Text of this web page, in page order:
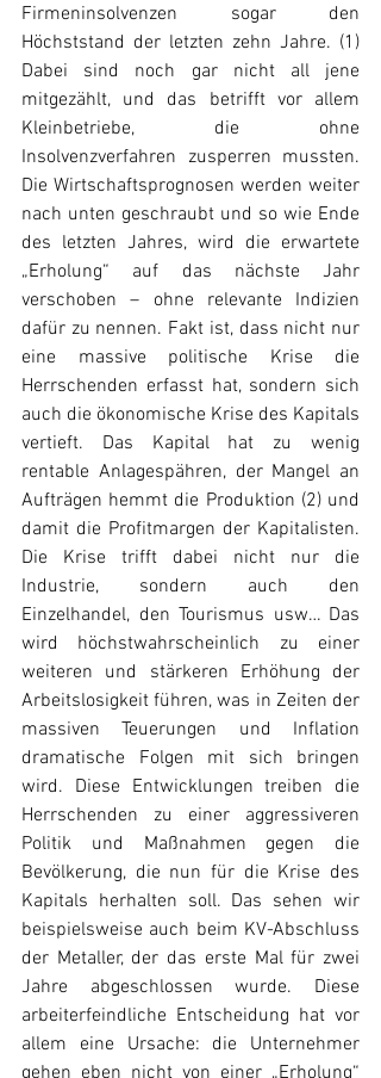
Firmeninsolvenzen sogar den
Höchststand der letzten zehn Jahre. (1)
Dabei sind noch gar nicht all jene
mitgezählt, und das betrifft vor allem
Kleinbetriebe, die ohne
Insolvenzverfahren zusperren mussten.
Die Wirtschaftsprognosen werden weiter
nach unten geschraubt und so wie Ende
des letzten Jahres, wird die erwartete
„Erholung“ auf das nächste Jahr
verschoben – ohne relevante Indizien
dafür zu nennen. Fakt ist, dass nicht nur
eine massive politische Krise die
Herrschenden erfasst hat, sondern sich
auch die ökonomische Krise des Kapitals
vertieft. Das Kapital hat zu wenig
rentable Anlagespähren, der Mangel an
Aufträgen hemmt die Produktion (2) und
damit die Profitmargen der Kapitalisten.
Die Krise trifft dabei nicht nur die
Industrie, sondern auch den
Einzelhandel, den Tourismus usw… Das
wird höchstwahrscheinlich zu einer
weiteren und stärkeren Erhöhung der
Arbeitslosigkeit führen, was in Zeiten der
massiven Teuerungen und Inflation
dramatische Folgen mit sich bringen
wird. Diese Entwicklungen treiben die
Herrschenden zu einer aggressiveren
Politik und Maßnahmen gegen die
Bevölkerung, die nun für die Krise des
Kapitals herhalten soll. Das sehen wir
beispielsweise auch beim KV-Abschluss
der Metaller, der das erste Mal für zwei
Jahre abgeschlossen wurde. Diese
arbeiterfeindliche Entscheidung hat vor
allem eine Ursache: die Unternehmer
gehen eben nicht von einer „Erholung“